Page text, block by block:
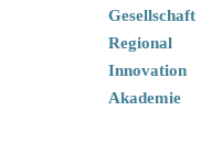
Gesellschaft
Regional
Innovation
Akademie